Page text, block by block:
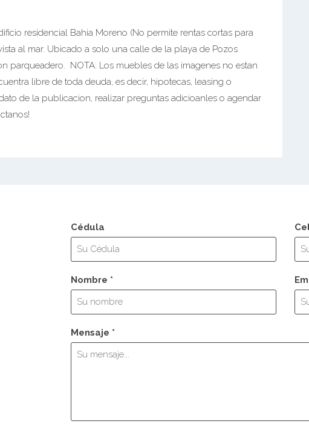
residencial Bahia Moreno (No permite rentas cortas para
al mar. Ubicado a solo una calle de la playa de Pozos
parqueadero. NOTA: Los muebles de las imagenes no estan
libre de toda deuda, es decir, hipotecas, leasing o
de la publicacion, realizar preguntas adicioanles o agendar
Cédula
Nombre *
Mensaje *